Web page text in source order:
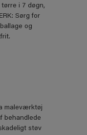
i 7 døgn,
Sørg for
og
maleværktøj
behandlede
støv